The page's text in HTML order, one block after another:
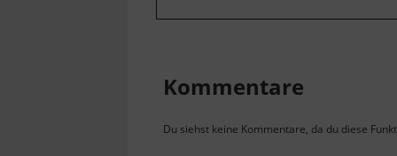
Kommentare
Du siehst keine Kommentare, da du diese